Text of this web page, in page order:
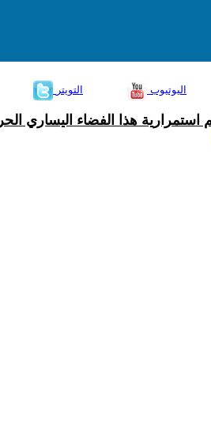
التويتر اليوتيوب
هذا الفضاء اليساري الحر